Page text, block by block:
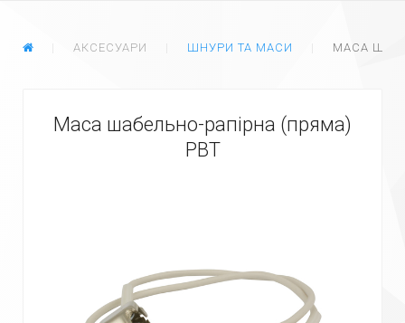
ГЛАВНАЯАКСЕСУАРИ ШНУРИ ТА МАСИ МАСА
Маса шабельно-рапірна (пряма)
PBT